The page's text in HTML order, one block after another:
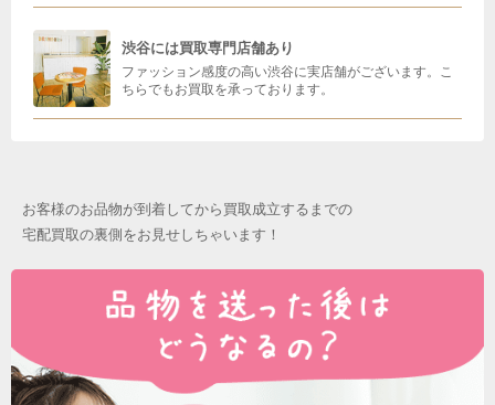
渋谷には買取専門店舗あり
ファッション感度の高い渋谷に実店舗がございます。こ
ちらでもお買取を承っております。
お客様のお品物が到着してから買取成立するまでの
宅配買取の裏側をお見せしちゃいます！